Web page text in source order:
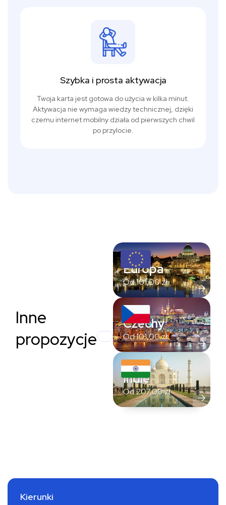
Szybka i prosta aktywacja
Twoja karta jest gotowa do użycia w kilka minut.
Aktywacja nie wymaga wiedzy technicznej, dzięki
czemu internet mobilny działa od pierwszych chwil
po przylocie.
Inne
propozycje
Europa
Od101,00zł
Czechy
Od101,00zł
Indie
Od207,00zł
Kierunki